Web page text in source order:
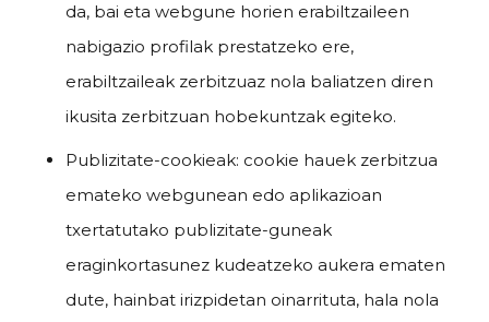
da, bai eta webgune horien erabiltzaileen
nabigazio profilak prestatzeko ere,
erabiltzaileak zerbitzuaz nola baliatzen diren
ikusita zerbitzuan hobekuntzak egiteko.
Publizitate-cookieak: cookie hauek zerbitzua
emateko webgunean edo aplikazioan
txertatutako publizitate-guneak
eraginkortasunez kudeatzeko aukera ematen
dute, hainbat irizpidetan oinarrituta, hala nola